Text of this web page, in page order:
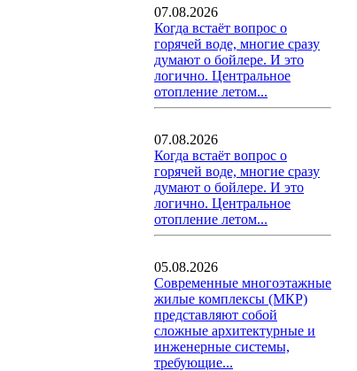
07.08.2026
Когда встаёт вопрос о
горячей воде, многие сразу
думают о бойлере. И это
логично. Центральное
отопление летом...
07.08.2026
Когда встаёт вопрос о
горячей воде, многие сразу
думают о бойлере. И это
логично. Центральное
отопление летом...
05.08.2026
Современные многоэтажные
жилые комплексы (МКР)
представляют собой
сложные архитектурные и
инженерные системы,
требующие...